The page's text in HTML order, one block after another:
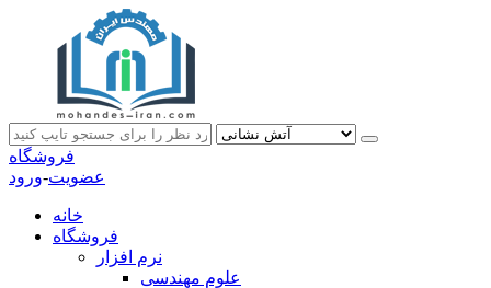
فروشگاه
عضویت-ورود
خانه
فروشگاه
نرم افزار
علوم مهندسی